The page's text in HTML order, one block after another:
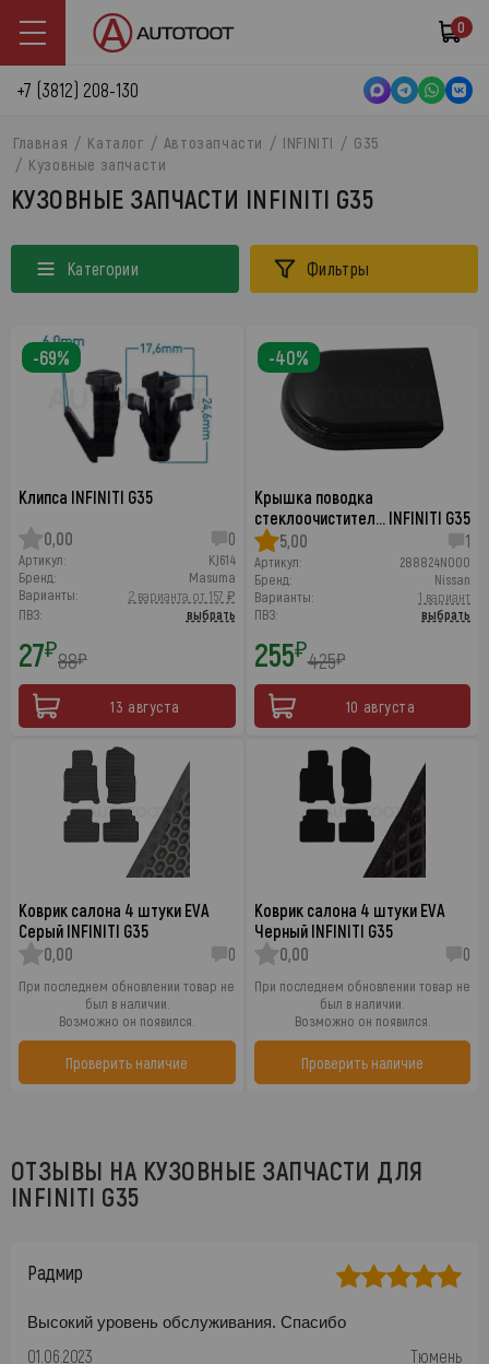
0
+7 (3812) 208-130
Главная Каталог Автозапчасти INFINITI
G35
Кузовные запчасти
КУЗОВНЫЕ ЗАПЧАСТИ INFINITI G35
Категории Фильтры
Клипса INFINITI G35
0,00
0
Артикул:
KJ614
Бренд:
Masuma
Варианты:
2 варианта от 157 ₽
ПВЗ:
выбрать
27₽88₽
13 августа
-69%
Крышка поводка
стеклоочистител… INFINITI G35
5,00
1
Артикул:
288824N000
Бренд:
Nissan
Варианты:
1 вариант
ПВЗ:
выбрать
255₽425₽
10 августа
-40%
Коврик салона 4 штуки EVA
Серый INFINITI G35
0,00
0
При последнем обновлении товар не
был в наличии.
Возможно он появился.
Проверить наличие
Коврик салона 4 штуки EVA
Черный INFINITI G35
0,00
0
При последнем обновлении товар не
был в наличии.
Возможно он появился.
Проверить наличие
ОТЗЫВЫ НА КУЗОВНЫЕ ЗАПЧАСТИ ДЛЯ
INFINITI G35
Радмир
Высокий уровень обслуживания. Спасибо
01.06.2023 Тюмень